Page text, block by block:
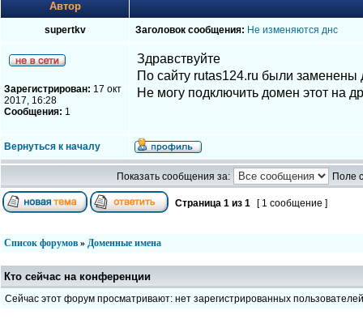
Автор
supertkv Заголовок сообщения: Не изменяются днс
Зарегистрирован: 17 окт
2017, 16:28
Сообщения: 1
Здравствуйте
По сайту rutas124.ru были заменены
Не могу подключить домен этот на
Вернуться к началу
Показать сообщения за: Поле
Страница 1 из 1 [ 1 сообщение ]
Список форумов » Доменные имена
Кто сейчас на конференции
Сейчас этот форум просматривают: нет зарегистрированных пользователей